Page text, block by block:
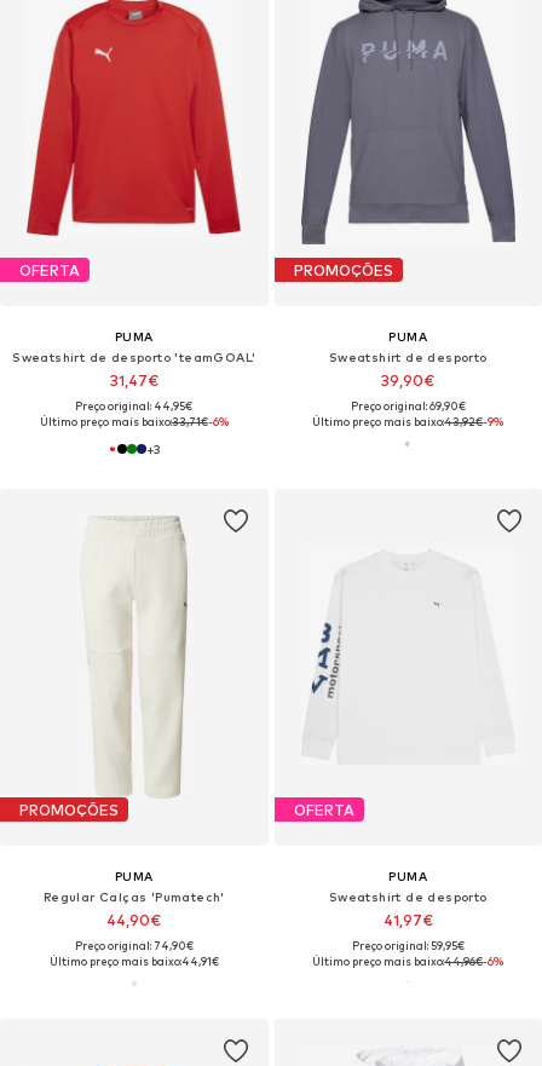
OFERTA
PUMA
Sweatshirt de desporto 'teamGOAL'
31,47€
Preço original: 44,95€
Último preço mais baixo:33,71€-6%
+3
PROMOÇÕES
PUMA
Sweatshirt de desporto
39,90€
Preço original: 69,90€
Último preço mais baixo:43,92€-9%
PROMOÇÕES
PUMA
Regular Calças 'Pumatech'
44,90€
Preço original: 74,90€
Último preço mais baixo:44,91€
OFERTA
PUMA
Sweatshirt de desporto
41,97€
Preço original: 59,95€
Último preço mais baixo:44,96€-6%